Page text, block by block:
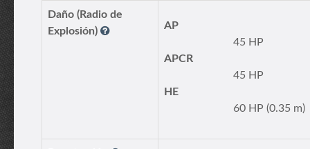
Daño (Radio de
Explosión)
AP
45 HP
APCR
45 HP
HE
60 HP (0.35 m)